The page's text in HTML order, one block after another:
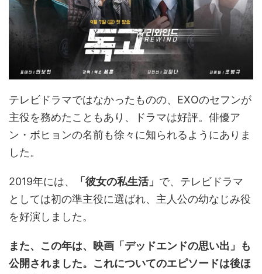
テレビドラマではなかったものの、EXOのセフンが
主役を務めたこともあり、ドラマは好評。俳優ア
ン・ボヒョンの名前も徐々に知られるようにありま
した。
2019年には、 「彼女の私生活」 で、テレビドラマ
としては初の準主役に選ばれ、主人公の幼なじみ役
を好演しました。
また、この年は、映画「デッドエンドの思い出」も
公開されました。これについてのエピソードは後ほ